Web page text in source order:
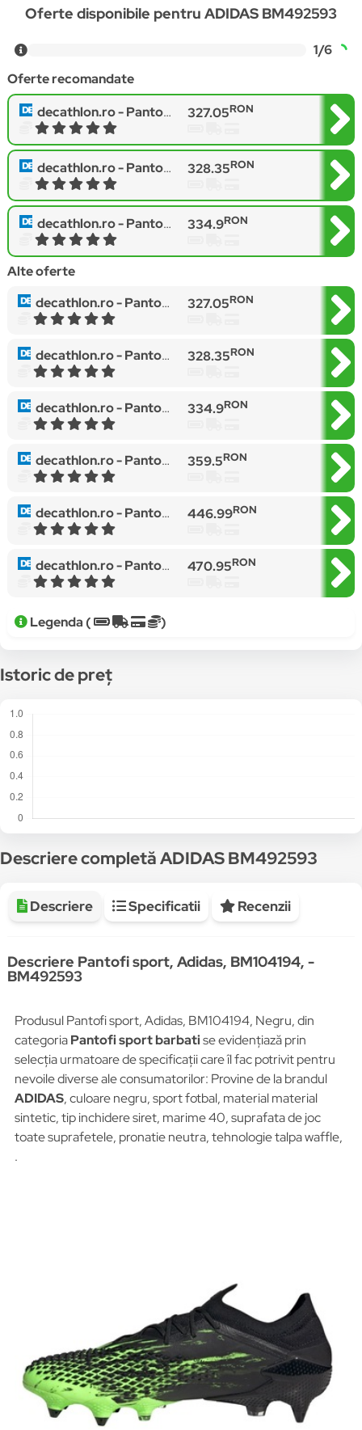
Oferte disponibile pentru ADIDAS BM492593
1/6
Oferte recomandate
decathlon.ro -Pantofi sport barbati adidas Strutter EG2656, Negru, 44 2/3 327.05RON
decathlon.ro -Pantofi sport barbati adidas Strutter, Negru 328.35RON
decathlon.ro -Pantofi sport barbati adidas Strutter EG2656, Negru, 48 334.9RON
Alte oferte
decathlon.ro -Pantofi sport barbati adidas Strutter EG2656, Negru, 44 2/3 327.05RON
decathlon.ro -Pantofi sport barbati adidas Strutter, Negru 328.35RON
decathlon.ro -Pantofi sport barbati adidas Strutter EG2656, Negru, 48 334.9RON
decathlon.ro -Pantofi sport pentru femei Adidas Ligra 7 Negru 359.5RON
decathlon.ro -Pantofi sport femei adidas Questar, Negru 446.99RON
decathlon.ro -Pantofi Sport Adidas Model Grand Court Alpha 0 Culoare Negru 470.95RON
Legenda ( )
Istoric de preț
Descriere completă ADIDAS BM492593
Descriere Specificatii Recenzii
Descriere Pantofi sport, Adidas, BM104194, -
BM492593
Produsul Pantofi sport, Adidas, BM104194, Negru, din
categoriaPantofi sport barbatise evidențiază prin
selecția urmatoare de specificații care îl fac potrivit pentru
nevoile diverse ale consumatorilor: Provine de la brandul
ADIDAS, culoare negru, sport fotbal, material material
sintetic, tip inchidere siret, marime 40, suprafata de joc
toate suprafetele, pronatie neutra, tehnologie talpa waffle,
.